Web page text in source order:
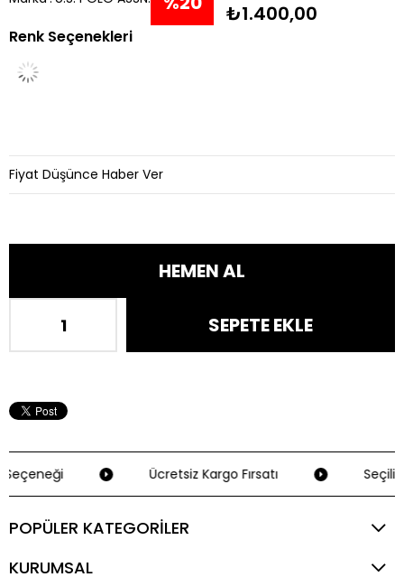
₺1.400,00
Renk Seçenekleri
Fiyat Düşünce Haber Ver
Ücretsiz Kargo Fırsatı Seçili
POPÜLER KATEGORİLER
KURUMSAL